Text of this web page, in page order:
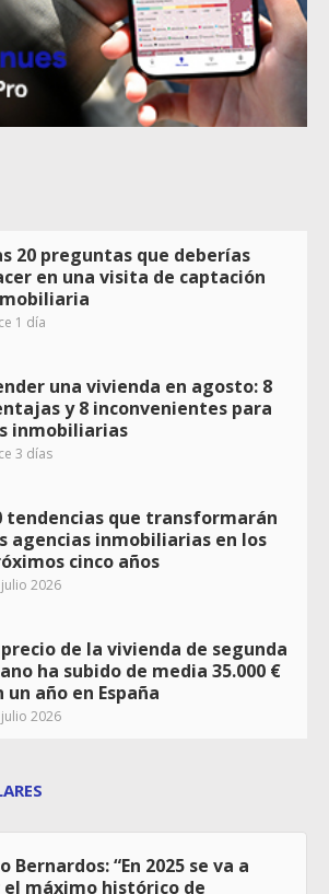
20 preguntas que deberías
en una visita de captación
1 día
una vivienda en agosto: 8
y 8 inconvenientes para
inmobiliarias
3 días
tendencias que transformarán
agencias inmobiliarias en los
cinco años
2026
precio de la vivienda de segunda
ha subido de media 35.000 €
un año en España
2026
Bernardos: “En 2025 se va a
el máximo histórico de